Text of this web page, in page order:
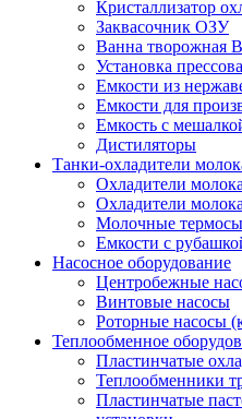
Кристаллизатор
Заквасочник ОЗУ
Ванна творожная
Установка
Емкости из
Емкости для
Емкость с
Дистиляторы
Танки-охладители
Охладители
Охладители
Молочные термосы
Емкости с
Насосное оборудование
Центробежные
Винтовые насосы
Роторные насосы
Теплообменное
Пластинчатые
Теплообменники
Пластинчатые